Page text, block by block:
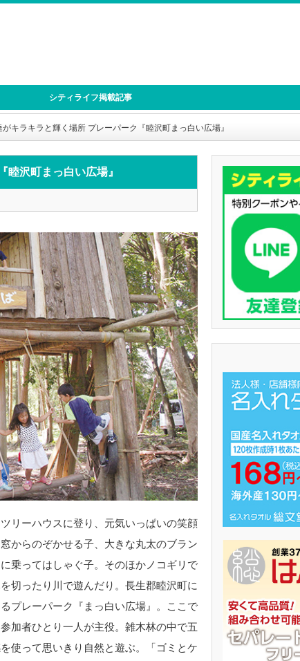
シティライフ掲載記事
がキラキラと輝く場所 プレーパーク『睦沢町まっ白い広場』
睦沢町まっ白い広場』
リーハウスに登り、元気いっぱいの笑顔
窓からのぞかせる子、大きな丸太のブラン
に乗ってはしゃぐ子。そのほかノコギリで
切ったり川で遊んだり。長生郡睦沢町に
プレーパーク『まっ白い広場』。ここで
加者ひとり一人が主役。雑木林の中で五
使って思いきり自然と遊ぶ。「ゴミとケ